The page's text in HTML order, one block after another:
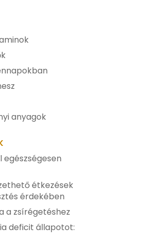
anyagok
egészségesen
étkezések
érdekében
a zsírégetéshez
deficit állapotot: